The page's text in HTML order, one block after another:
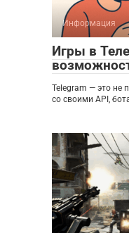
Информация
Игры в
Telegram — это не
со своими API,